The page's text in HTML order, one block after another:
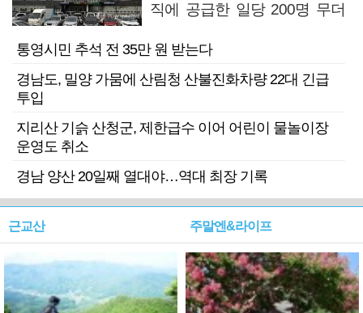
직에 공급한 일당 200명 무더
통영시민 추석 전 35만 원 받는다
경남도, 밀양 가뭄에 산림청 산불진화차량 22대 긴급
투입
지리산 기슭 산청군, 제한급수 이어 어린이 물놀이장
운영도 취소
경남 양산 20일째 열대야…역대 최장 기록
근교산 주말엔&라이프